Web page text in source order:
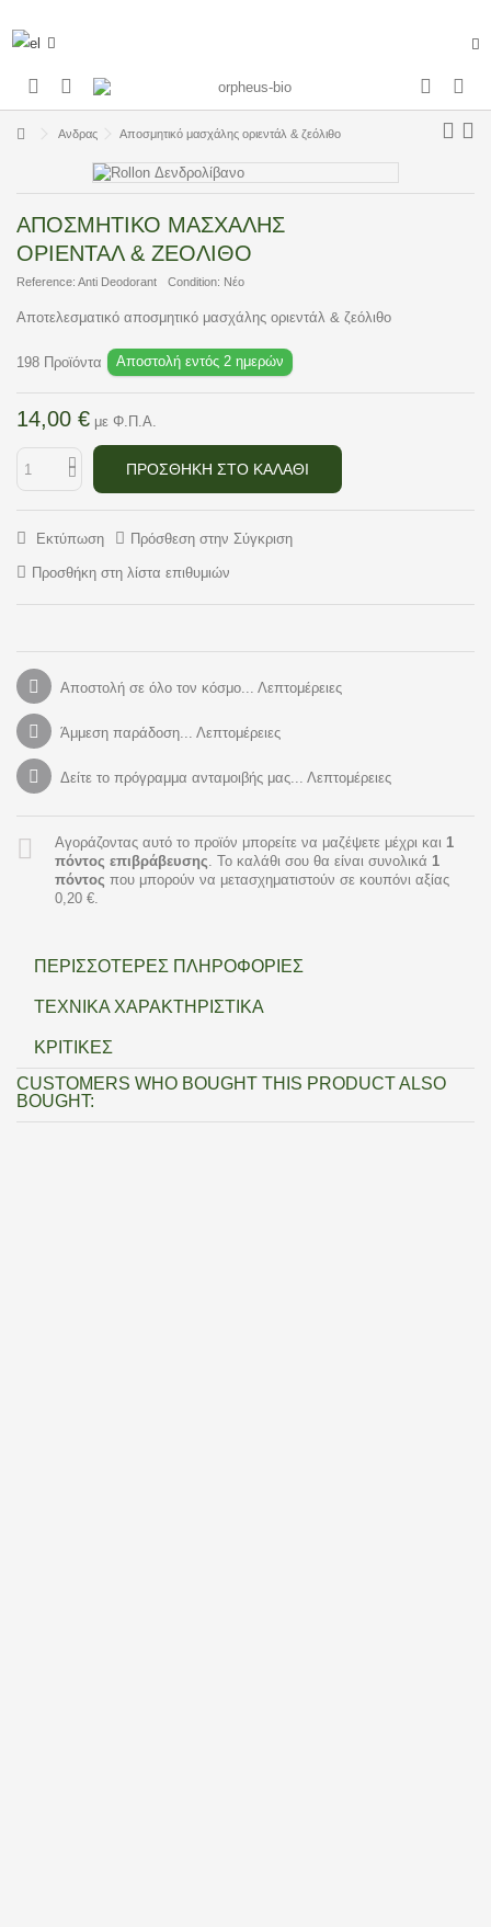
Ανδρας Αποσμητικό μασχάλης οριεντάλ & ζεόλιθο
ΑΠΟΣΜΗΤΙΚΌ ΜΑΣΧΆΛΗΣ
ΟΡΙΕΝΤΆΛ & ΖΕΌΛΙΘΟ
Reference: Anti Deodorant Condition: Νέο
Αποτελεσματικό αποσμητικό μασχάλης οριεντάλ & ζεόλιθο
198 Προϊόντα Αποστολή εντός 2 ημερών
14,00 € με Φ.Π.Α.
ΠΡΟΣΘΉΚΗ ΣΤΟ ΚΑΛΆΘΙ
Εκτύπωση Πρόσθεση στην Σύγκριση
Προσθήκη στη λίστα επιθυμιών
Αποστολή σε όλο τον κόσμο... Λεπτομέρειες
Άμμεση παράδοση... Λεπτομέρειες
Δείτε το πρόγραμμα ανταμοιβής μας... Λεπτομέρειες
Αγοράζοντας αυτό το προϊόν μπορείτε να μαζέψετε μέχρι και 1
πόντος επιβράβευσης. Το καλάθι σου θα είναι συνολικά 1
πόντος που μπορούν να μετασχηματιστούν σε κουπόνι αξίας
0,20 €.
ΠΕΡΙΣΣΌΤΕΡΕΣ ΠΛΗΡΟΦΟΡΊΕΣ
ΤΕΧΝΙΚΆ ΧΑΡΑΚΤΗΡΙΣΤΙΚΆ
ΚΡΙΤΙΚΈΣ
CUSTOMERS WHO BOUGHT THIS PRODUCT ALSO
BOUGHT: